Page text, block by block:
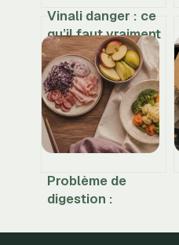
Vinali danger : ce
qu’il faut vraiment
savoir avant d’en
consommer
Problème de
digestion :
choix alimentaires